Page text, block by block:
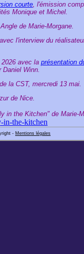
courte, l'émission
Monique et Michel.
de Marie-Morgane.
l'interview du
avec la présentation
Winn.
la CST, mercredi 13 mai.
de Nice.
in the Kitchen" de Marie-
in-the-kitchen
- Mentions légales